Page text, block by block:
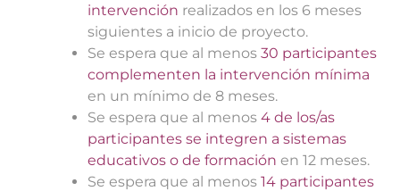
intervención realizados en los 6 meses
siguientes a inicio de proyecto.
Se espera que al menos 30 participantes
complementen la intervención mínima
en un mínimo de 8 meses.
Se espera que al menos 4 de los/as
participantes se integren a sistemas
educativos o de formación en 12 meses.
Se espera que al menos 14 participantes